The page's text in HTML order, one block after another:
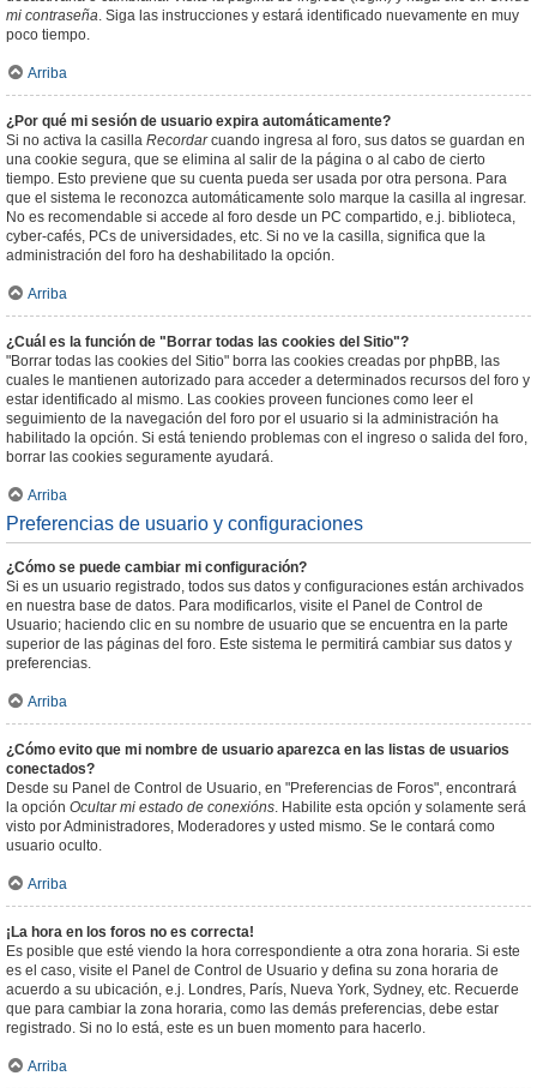
mi contraseña. Siga las instrucciones y estará identificado nuevamente en muy
poco tiempo.
Arriba
¿Por qué mi sesión de usuario expira automáticamente?
Si no activa la casilla Recordarcuando ingresa al foro, sus datos se guardan en
una cookie segura, que se elimina al salir de la página o al cabo de cierto
tiempo. Esto previene que su cuenta pueda ser usada por otra persona. Para
que el sistema le reconozca automáticamente solo marque la casilla al ingresar.
No es recomendable si accede al foro desde un PC compartido, e.j. biblioteca,
cyber-cafés, PCs de universidades, etc. Si no ve la casilla, significa que la
administración del foro ha deshabilitado la opción.
Arriba
¿Cuál es la función de "Borrar todas las cookies del Sitio"?
"Borrar todas las cookies del Sitio" borra las cookies creadas por phpBB, las
cuales le mantienen autorizado para acceder a determinados recursos del foro y
estar identificado al mismo. Las cookies proveen funciones como leer el
seguimiento de la navegación del foro por el usuario si la administración ha
habilitado la opción. Si está teniendo problemas con el ingreso o salida del foro,
borrar las cookies seguramente ayudará.
Arriba
Preferencias de usuario y configuraciones
¿Cómo se puede cambiar mi configuración?
Si es un usuario registrado, todos sus datos y configuraciones están archivados
en nuestra base de datos. Para modificarlos, visite el Panel de Control de
Usuario; haciendo clic en su nombre de usuario que se encuentra en la parte
superior de las páginas del foro. Este sistema le permitirá cambiar sus datos y
preferencias.
Arriba
¿Cómo evito que mi nombre de usuario aparezca en las listas de usuarios
conectados?
Desde su Panel de Control de Usuario, en "Preferencias de Foros", encontrará
la opción Ocultar mi estado de conexións. Habilite esta opción y solamente será
visto por Administradores, Moderadores y usted mismo. Se le contará como
usuario oculto.
Arriba
¡La hora en los foros no es correcta!
Es posible que esté viendo la hora correspondiente a otra zona horaria. Si este
es el caso, visite el Panel de Control de Usuario y defina su zona horaria de
acuerdo a su ubicación, e.j. Londres, París, Nueva York, Sydney, etc. Recuerde
que para cambiar la zona horaria, como las demás preferencias, debe estar
registrado. Si no lo está, este es un buen momento para hacerlo.
Arriba